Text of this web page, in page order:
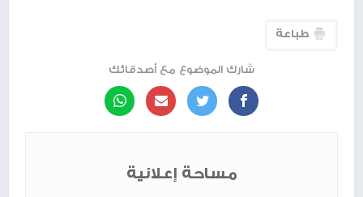
طباعة
شارك الموضوع مع أصدقائك
مساحة إعلانية